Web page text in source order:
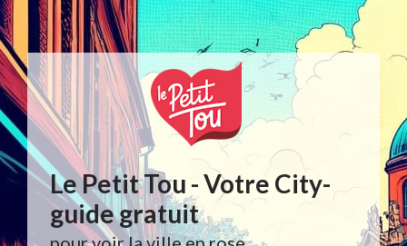
Aller
au
contenu
Le Petit Tou - Votre City-
guide gratuit